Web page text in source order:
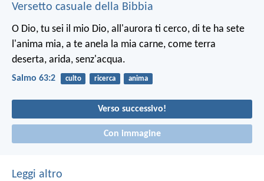
Versetto casuale della Bibbia
O Dio, tu sei il mio Dio, all'aurora ti cerco, di te ha sete
l'anima mia, a te anela la mia carne, come terra
deserta, arida, senz'acqua.
Salmo 63:2 culto ricerca anima
Verso successivo!
Con immagine
Leggi altro